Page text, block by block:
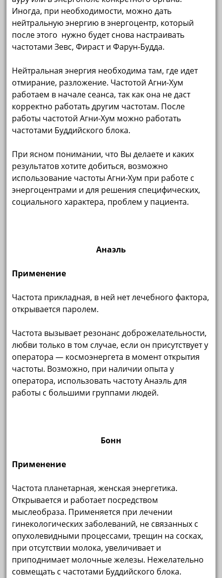
Иногда, при необходимости, можно дать
нейтральную энергию в энергоцентр, который
после этого нужно будет снова настраивать
частотами Зевс, Фираст и Фарун-Будда.
Нейтральная энергия необходима там, где идет
отмирание, разложение. Частотой Агни-Хум
работаем в начале сеанса, так как она не даст
корректно работать другим частотам. После
работы частотой Агни-Хум можно работать
частотами Буддийского блока.
При ясном понимании, что Вы делаете и каких
результатов хотите добиться, возможно
использование частоты Агни-Хум при работе с
энергоцентрами и для решения специфических,
социального характера, проблем у пациента.
Анаэль
Применение
Частота прикладная, в ней нет лечебного фактора,
открывается паролем.
Частота вызывает резонанс доброжелательности,
любви только в том случае, если он присутствует у
оператора — космоэнергета в момент открытия
частоты. Возможно, при наличии опыта у
оператора, использовать частоту Анаэль для
работы с большими группами людей.
Бонн
Применение
Частота планетарная, женская энергетика.
Открывается и работает посредством
мыслеобраза. Применяется при лечении
гинекологических заболеваний, не связанных с
опухолевидными процессами, трещин на сосках,
при отсутствии молока, увеличивает и
приподнимает молочные железы. Нежелательно
совмещать с частотами Буддийского блока.